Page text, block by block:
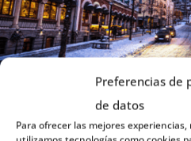
Preferencias de
de datos
Para ofrecer las mejores